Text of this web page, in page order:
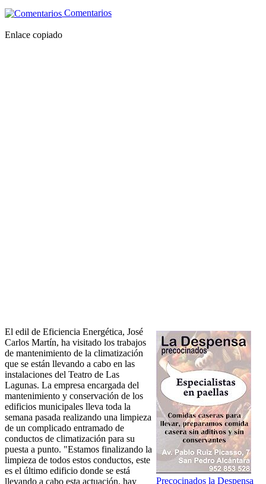
Comentarios
Enlace copiado
Precocinados la Despensa
El edil de Eficiencia Energética, José
Carlos Martín, ha visitado los trabajos
de mantenimiento de la climatización
que se están llevando a cabo en las
instalaciones del Teatro de Las
Lagunas. La empresa encargada del
mantenimiento y conservación de los
edificios municipales lleva toda la
semana pasada realizando una limpieza
de un complicado entramado de
conductos de climatización para su
puesta a punto. "Estamos finalizando la
limpieza de todos estos conductos, este
es el último edificio donde se está
llevando a cabo esta actuación, hay